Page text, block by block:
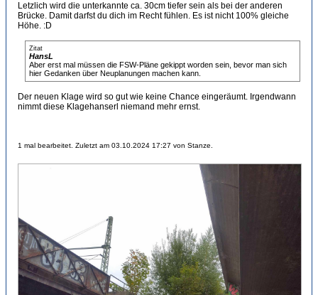
Letzlich wird die unterkannte ca. 30cm tiefer sein als bei der anderen
Brücke. Damit darfst du dich im Recht fühlen. Es ist nicht 100% gleiche
Höhe. :D
Zitat
HansL
Aber erst mal müssen die FSW-Pläne gekippt worden sein, bevor man sich
hier Gedanken über Neuplanungen machen kann.
Der neuen Klage wird so gut wie keine Chance eingeräumt. Irgendwann
nimmt diese Klagehanserl niemand mehr ernst.
1 mal bearbeitet. Zuletzt am 03.10.2024 17:27 von Stanze.